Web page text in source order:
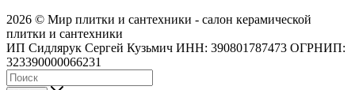
2026 © Мир плитки и сантехники - салон керамической
плитки и сантехники
ИП Сидлярук Сергей Кузьмич ИНН: 390801787473 ОГРНИП:
323390000066231